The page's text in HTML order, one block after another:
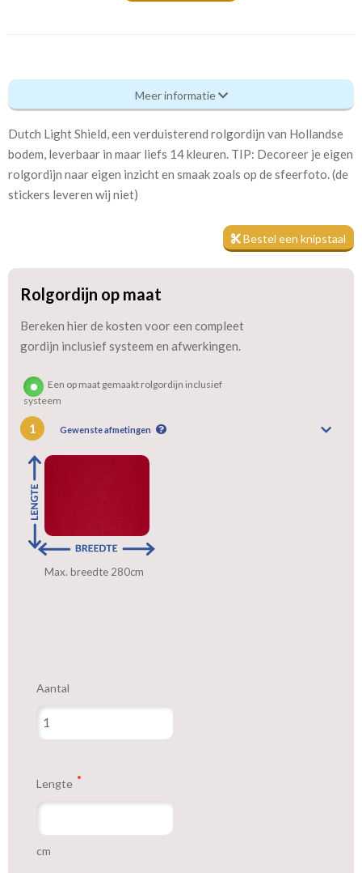
Snt.rolgordijn kleur D2-118
Eigenschappen gordijnstof
Artikelnummer Snt.rolgordijn kleur D2-118
Stofbreedte: 200 cm
We hebben bijna alle stoffen op voorraad, bestel daarom gerust
eerst een knipstaaltje.
Zo weet u precies met welke kleur en kwaliteit uw gordijnen
Tip:Laat voor aangename verduistering en isolatie de gordijnen
voeren: een verschil van dag en nacht!
Meer informatie
Dutch Light Shield, een verduisterend rolgordijn van Hollandse
bodem, leverbaar in maar liefs 14 kleuren. TIP: Decoreer je eigen
rolgordijn naar eigen inzicht en smaak zoals op de sfeerfoto. (de
stickers leveren wij niet)
Bestel een knipstaal
Rolgordijn op maat
Bereken hier de kosten voor een compleet
gordijn inclusief systeem en afwerkingen.
Een op maat gemaakt rolgordijn inclusief
systeem
1 Gewenste afmetingen
Max. breedte 280cm
Aantal
Lengte
cm